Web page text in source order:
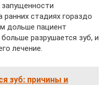
ранних стадиях гораздо
дольше пациент
разрушается зуб, и
лечение.
зуб: причины и